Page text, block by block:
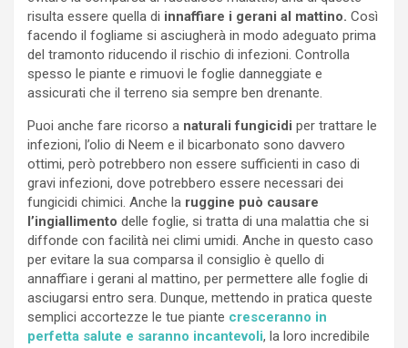
risulta essere quella di innaffiare i gerani al mattino. Così
facendo il fogliame si asciugherà in modo adeguato prima
del tramonto riducendo il rischio di infezioni. Controlla
spesso le piante e rimuovi le foglie danneggiate e
assicurati che il terreno sia sempre ben drenante.
Puoi anche fare ricorso a naturali fungicidi per trattare le
infezioni, l’olio di Neem e il bicarbonato sono davvero
ottimi, però potrebbero non essere sufficienti in caso di
gravi infezioni, dove potrebbero essere necessari dei
fungicidi chimici. Anche la ruggine può causare
l’ingiallimento delle foglie, si tratta di una malattia che si
diffonde con facilità nei climi umidi. Anche in questo caso
per evitare la sua comparsa il consiglio è quello di
annaffiare i gerani al mattino, per permettere alle foglie di
asciugarsi entro sera. Dunque, mettendo in pratica queste
semplici accortezze le tue piante cresceranno in
perfetta salute e saranno incantevoli, la loro incredibile